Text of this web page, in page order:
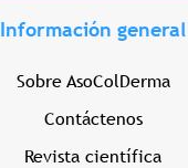
Información general
Sobre AsoColDerma
Contáctenos
Revista científica